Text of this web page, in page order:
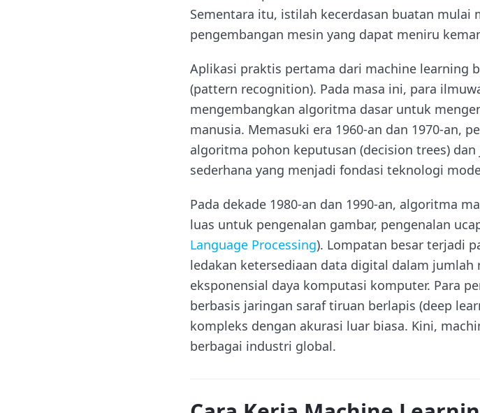
Sementara itu, istilah kecerdasan buatan mulai
pengembangan mesin yang dapat meniru
Aplikasi praktis pertama dari machine learning
(pattern recognition). Pada masa ini, para
mengembangkan algoritma dasar untuk
manusia. Memasuki era 1960-an dan 1970-an,
algoritma pohon keputusan (decision trees)
sederhana yang menjadi fondasi teknologi
Pada dekade 1980-an dan 1990-an, algoritma
luas untuk pengenalan gambar, pengenalan
Language Processing). Lompatan besar terjadi
ledakan ketersediaan data digital dalam jumlah
eksponensial daya komputasi komputer. Para
berbasis jaringan saraf tiruan berlapis (deep
kompleks dengan akurasi luar biasa. Kini,
berbagai industri global.